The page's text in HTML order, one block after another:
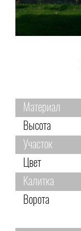
Материал
Высота
Участок
Цвет
Калитка
Ворота